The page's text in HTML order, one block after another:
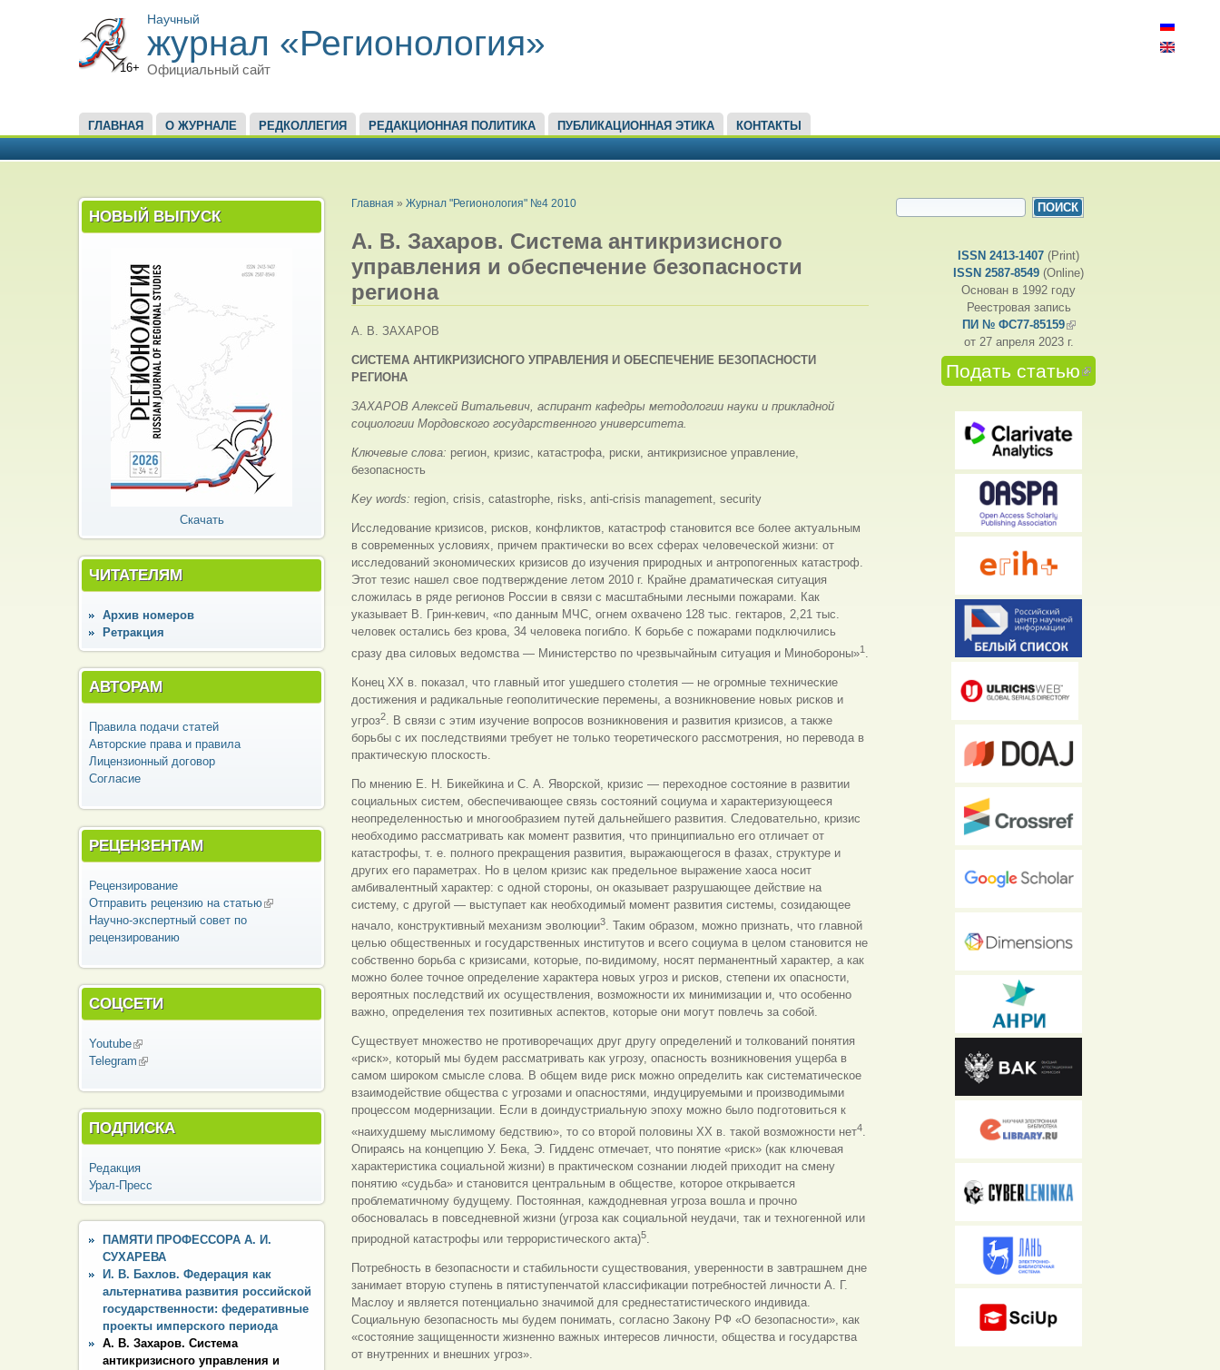
16+
Научный
журнал «Регионология»
Официальный сайт
ГЛАВНОЕ МЕНЮ
ГЛАВНАЯ О ЖУРНАЛЕ РЕДКОЛЛЕГИЯ РЕДАКЦИОННАЯ ПОЛИТИКА ПУБЛИКАЦИОННАЯ ЭТИКА КОНТАКТЫ
НОВЫЙ ВЫПУСК
Скачать
ЧИТАТЕЛЯМ
Архив номеров
Ретракция
АВТОРАМ
Правила подачи статей
Авторские права и правила
Лицензионный договор
Согласие
РЕЦЕНЗЕНТАМ
Рецензирование
Отправить рецензию на статью(внешняя
Научно-экспертный совет по
рецензированию
СОЦСЕТИ
Youtube(внешняя ссылка)
Telegram (внешняя ссылка)
ПОДПИСКА
Редакция
Урал-Пресс
ПАМЯТИ ПРОФЕССОРА А. И.
СУХАРЕВА
И. В. Бахлов. Федерация как
альтернатива развития российской
государственности: федеративные
проекты имперского периода
А. В. Захаров. Система
антикризисного управления и
ВЫ ЗДЕСЬ
Главная » Журнал "Регионология" №4 2010
А. В. Захаров. Система антикризисного
управления и обеспечение безопасности
региона
А. В. ЗАХАРОВ
СИСТЕМА АНТИКРИЗИСНОГО УПРАВЛЕНИЯ И ОБЕСПЕЧЕНИЕ БЕЗОПАСНОСТИ
РЕГИОНА
ЗАХАРОВ Алексей Витальевич, аспирант кафедры методологии науки и прикладной
социологии Мордовского государственного университета.
Ключевые слова: регион, кризис, катастрофа, риски, антикризисное управление,
безопасность
Key words: region, crisis, catastrophe, risks, anti-crisis management, security
Исследование кризисов, рисков, конфликтов, катастроф становится все более актуальным
в современных условиях, причем практически во всех сферах человеческой жизни: от
исследований экономических кризисов до изучения природных и антропогенных катастроф.
Этот тезис нашел свое подтверждение летом 2010 г. Крайне драматическая ситуация
сложилась в ряде регионов России в связи с масштабными лесными пожарами. Как
указывает В. Грин-кевич, «по данным МЧС, огнем охвачено 128 тыс. гектаров, 2,21 тыс.
человек остались без крова, 34 человека погибло. К борьбе с пожарами подключились
сразу два силовых ведомства — Министерство по чрезвычайным ситуация и Минобороны»1
Конец ХХ в. показал, что главный итог ушедшего столетия — не огромные технические
достижения и радикальные геополитические перемены, а возникновение новых рисков и
угроз2. В связи с этим изучение вопросов возникновения и развития кризисов, а также
борьбы с их последствиями требует не только теоретического рассмотрения, но перевода в
практическую плоскость.
По мнению Е. Н. Бикейкина и С. А. Яворской, кризис — переходное состояние в развитии
социальных систем, обеспечивающее связь состояний социума и характеризующееся
неопределенностью и многообразием путей дальнейшего развития. Следовательно, кризис
необходимо рассматривать как момент развития, что принципиально его отличает от
катастрофы, т. е. полного прекращения развития, выражающегося в фазах, структуре и
других его параметрах. Но в целом кризис как предельное выражение хаоса носит
амбивалентный характер: с одной стороны, он оказывает разрушающее действие на
систему, с другой — выступает как необходимый момент развития системы, созидающее
начало, конструктивный механизм эволюции3. Таким образом, можно признать, что главной
целью общественных и государственных институтов и всего социума в целом становится не
собственно борьба с кризисами, которые, по-видимому, носят перманентный характер, а как
можно более точное определение характера новых угроз и рисков, степени их опасности,
вероятных последствий их осуществления, возможности их минимизации и, что особенно
важно, определения тех позитивных аспектов, которые они могут повлечь за собой.
Существует множество не противоречащих друг другу определений и толкований понятия
«риск», который мы будем рассматривать как угрозу, опасность возникновения ущерба в
самом широком смысле слова. В общем виде риск можно определить как систематическое
взаимодействие общества с угрозами и опасностями, индуцируемыми и производимыми
процессом модернизации. Если в доиндустриальную эпоху можно было подготовиться к
«наихудшему мыслимому бедствию», то со второй половины ХХ в. такой возможности нет4
Опираясь на концепцию У. Бека, Э. Гидденс отмечает, что понятие «риск» (как ключевая
характеристика социальной жизни) в практическом сознании людей приходит на смену
понятию «судьба» и становится центральным в обществе, которое открывается
проблематичному будущему. Постоянная, каждодневная угроза вошла и прочно
обосновалась в повседневной жизни (угроза как социальной неудачи, так и техногенной или
природной катастрофы или террористического акта)5.
Потребность в безопасности и стабильности существования, уверенности в завтрашнем дне
занимает вторую ступень в пятиступенчатой классификации потребностей личности А. Г.
Маслоу и является потенциально значимой для среднестатистического индивида.
Социальную безопасность мы будем понимать, согласно Закону РФ «О безопасности», как
«состояние защищенности жизненно важных интересов личности, общества и государства
от внутренних и внешних угроз».
ФОРМА ПОИСКА
ISSN 2413-1407 (Print)
ISSN 2587-8549 (Online)
Основан в 1992 году
Реестровая запись
ПИ № ФС77-85159(внешняя ссылка)
от 27 апреля 2023 г.
Подать статью